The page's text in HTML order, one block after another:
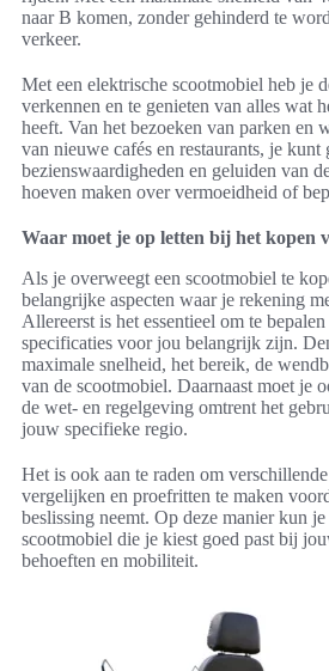
naar B komen, zonder gehinderd te
verkeer.
Met een elektrische scootmobiel heb je
verkennen en te genieten van alles wat
heeft. Van het bezoeken van parken en
van nieuwe cafés en restaurants, je kunt
bezienswaardigheden en geluiden van
hoeven maken over vermoeidheid of
Waar moet je op letten bij het kopen
Als je overweegt een scootmobiel te
belangrijke aspecten waar je rekening
Allereerst is het essentieel om te
specificaties voor jou belangrijk zijn.
maximale snelheid, het bereik, de
van de scootmobiel. Daarnaast moet je
de wet- en regelgeving omtrent het
jouw specifieke regio.
Het is ook aan te raden om
vergelijken en proefritten te maken
beslissing neemt. Op deze manier kun
scootmobiel die je kiest goed past bij
behoeften en mobiliteit.